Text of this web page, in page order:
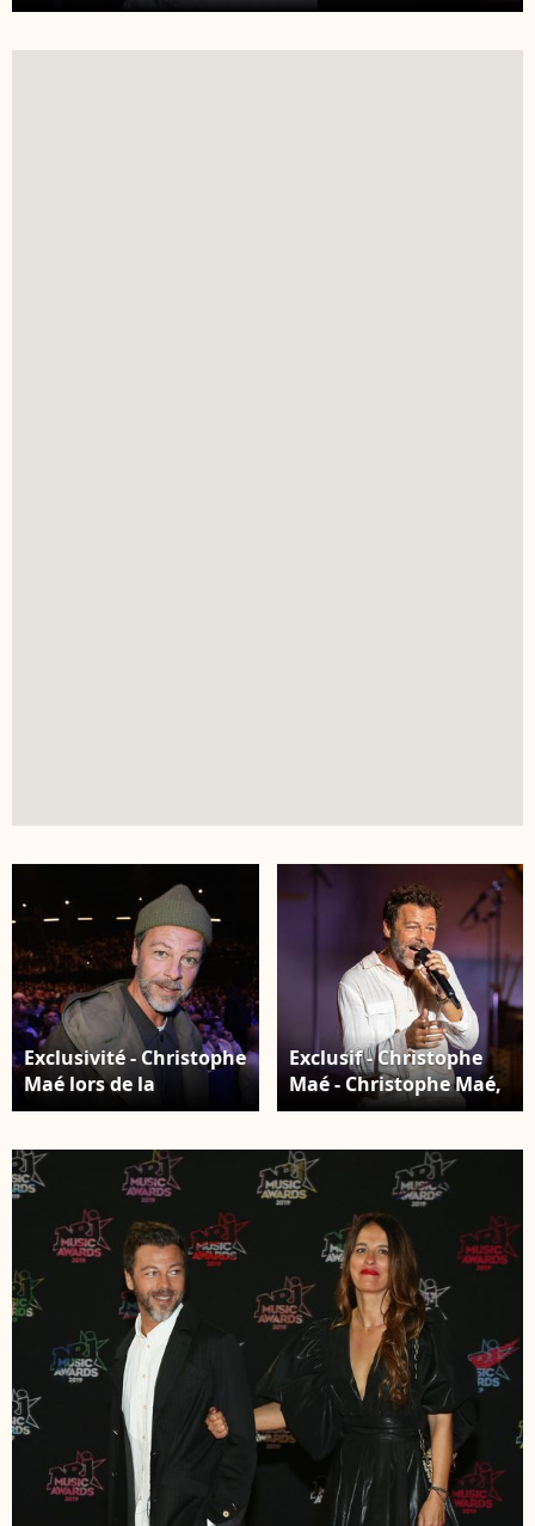
du 40ème Festival de Ramatuelle. Le 1er août 2024
Exclusivité - Christophe
Maé lors de la
répétition générale du
Soleil » au Dôme de
Paris, le 9 décembre
2025. © Coadic Guirec /
Bestimage
Exclusif - Christophe
Maé - Christophe Maé,
à l'occasion de sa
voyage", en concert au
Théâtre de verdure lors
du 40ème Festival de
Ramatuelle. Le 1er
août 2024 Cyril
Bruneau / Festival de
Ramatuelle /
Bestimage